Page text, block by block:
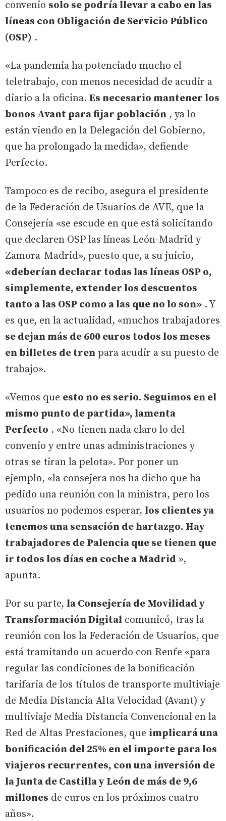
convenio solo se podría llevar a cabo en las
líneas con Obligación de Servicio Público
(OSP) .
«La pandemia ha potenciado mucho el
teletrabajo, con menos necesidad de acudir a
diario a la oficina. Es necesario mantener los
bonos Avant para fijar población , ya lo
están viendo en la Delegación del Gobierno,
que ha prolongado la medida», defiende
Perfecto.
Tampoco es de recibo, asegura el presidente
de la Federación de Usuarios de AVE, que la
Consejería «se escude en que está solicitando
que declaren OSP las líneas León-Madrid y
Zamora-Madrid», puesto que, a su juicio,
«deberían declarar todas las líneas OSP o,
simplemente, extender los descuentos
tanto a las OSP como a las que no lo son» . Y
es que, en la actualidad, «muchos trabajadores
se dejan más de 600 euros todos los meses
en billetes de tren para acudir a su puesto de
trabajo».
«Vemos que esto no es serio. Seguimos en el
mismo punto de partida», lamenta
Perfecto . «No tienen nada claro lo del
convenio y entre unas administraciones y
otras se tiran la pelota». Por poner un
ejemplo, «la consejera nos ha dicho que ha
pedido una reunión con la ministra, pero los
usuarios no podemos esperar, los clientes ya
tenemos una sensación de hartazgo. Hay
trabajadores de Palencia que se tienen que
ir todos los días en coche a Madrid »,
apunta.
Por su parte, la Consejería de Movilidad y
Transformación Digital comunicó, tras la
reunión con los la Federación de Usuarios, que
está tramitando un acuerdo con Renfe «para
regular las condiciones de la bonificación
tarifaria de los títulos de transporte multiviaje
de Media Distancia-Alta Velocidad (Avant) y
multiviaje Media Distancia Convencional en la
Red de Altas Prestaciones, que implicará una
bonificación del 25% en el importe para los
viajeros recurrentes, con una inversión de
la Junta de Castilla y León de más de 9,6
millones de euros en los próximos cuatro
años».